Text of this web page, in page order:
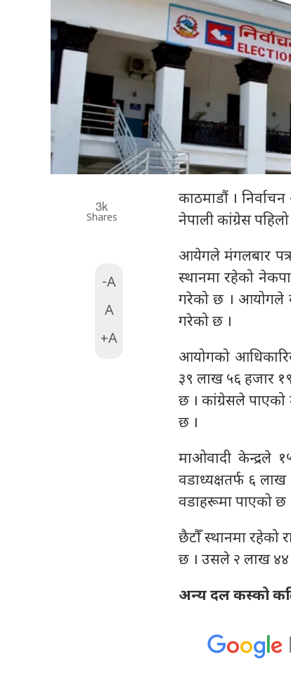
3k
Shares
-A
A
+A
काठमाडौं ।
नेपाली कांग्रेस
आयेगले मंगलबार
स्थानमा रहेको
गरेको छ । आयोगले
गरेको छ ।
आयोगको
३९ लाख ५६ हजार
छ । कांग्रेसले
छ ।
माओवादी केन्द्रले
वडाध्यक्षतर्फ ६
वडाहरूमा पाएको छ
छैटौँ स्थानमा रहेको
छ । उसले २ लाख ४४
अन्य दल कस्को